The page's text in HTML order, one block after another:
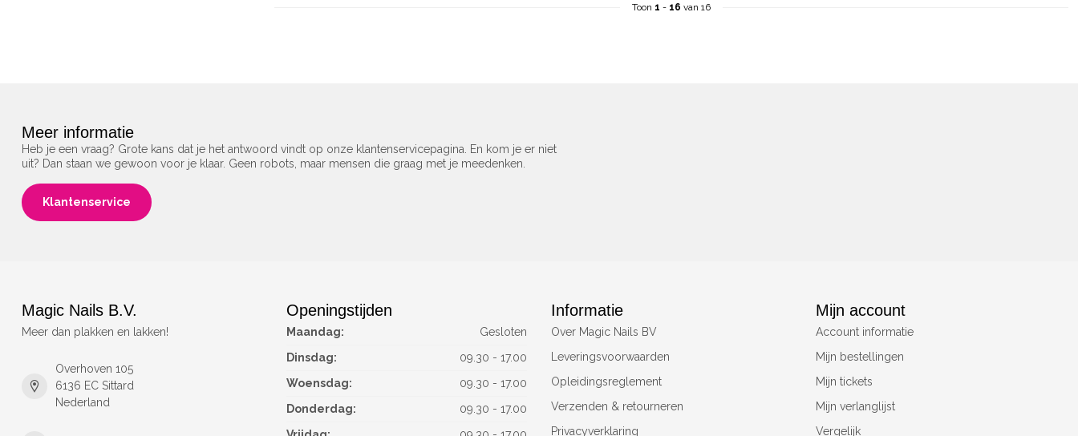
Toon 1 - 16 van 16
Meer informatie
Heb je een vraag? Grote kans dat je het antwoord vindt op onze klantenservicepagina. En kom je er niet
uit? Dan staan we gewoon voor je klaar. Geen robots, maar mensen die graag met je meedenken.
Klantenservice
Magic Nails B.V.
Meer dan plakken en lakken!
Overhoven 105
6136 EC Sittard
Nederland
Openingstijden
Maandag:
Gesloten
Dinsdag:
09.30 - 17.00
Woensdag:
09.30 - 17.00
Donderdag:
09.30 - 17.00
Informatie
Over Magic Nails BV
Leveringsvoorwaarden
Opleidingsreglement
Verzenden & retourneren
Privacyverklaring
Mijn account
Account informatie
Mijn bestellingen
Mijn tickets
Mijn verlanglijst
Vergelijk